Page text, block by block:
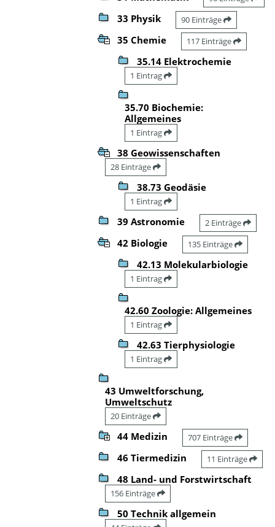
33 Physik 90 Einträge
35 Chemie 117 Einträge
35.14 Elektrochemie
1 Eintrag
35.70 Biochemie:
Allgemeines
1 Eintrag
38 Geowissenschaften
28 Einträge
38.73 Geodäsie
1 Eintrag
39 Astronomie 2 Einträge
42 Biologie 135 Einträge
42.13 Molekularbiologie
1 Eintrag
42.60 Zoologie: Allgemeines
1 Eintrag
42.63 Tierphysiologie
1 Eintrag
43 Umweltforschung,
Umweltschutz
20 Einträge
44 Medizin 707 Einträge
46 Tiermedizin 11 Einträge
48 Land- und Forstwirtschaft
156 Einträge
50 Technik allgemein